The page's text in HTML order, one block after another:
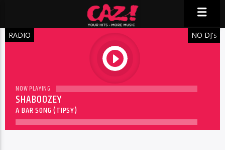
RADIO
play
NO DJ'S
NOW PLAYING
SHABOOZEY
A BAR SONG (TIPSY)